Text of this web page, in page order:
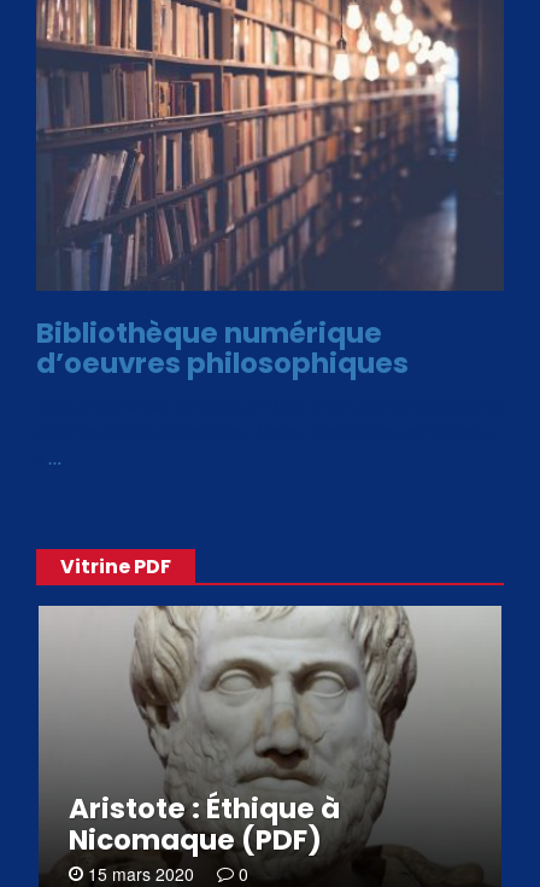
Bibliothèque numérique
d’oeuvres philosophiques
…
Vitrine PDF
Aristote : Éthique à
Nicomaque (PDF)
15 mars 2020 0